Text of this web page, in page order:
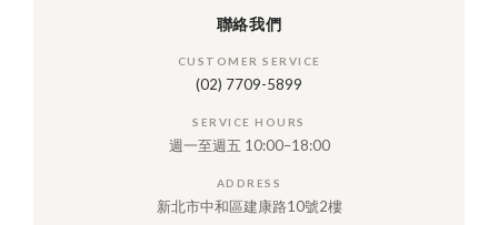
聯絡我們
CUSTOMER SERVICE
(02) 7709-5899
SERVICE HOURS
週一至週五 10:00–18:00
ADDRESS
新北市中和區建康路10號2樓